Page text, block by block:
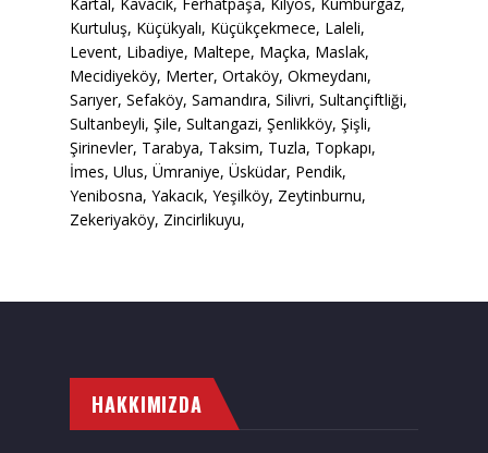
Kurtuluş, Küçükyalı, Küçükçekmece, Laleli,
Levent, Libadiye, Maltepe, Maçka, Maslak,
Mecidiyeköy, Merter, Ortaköy, Okmeydanı,
Sarıyer, Sefaköy, Samandıra, Silivri, Sultançiftliği,
Sultanbeyli, Şile, Sultangazi, Şenlikköy, Şişli,
Şirinevler, Tarabya, Taksim, Tuzla, Topkapı,
İmes, Ulus, Ümraniye, Üsküdar, Pendik,
Yenibosna, Yakacık, Yeşilköy, Zeytinburnu,
Zekeriyaköy, Zincirlikuyu,
HAKKIMIZDA